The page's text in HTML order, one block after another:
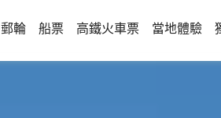
郵輪 船票 高鐵火車票 當地體驗